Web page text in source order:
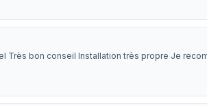
Très bon conseil Installation très propre Je